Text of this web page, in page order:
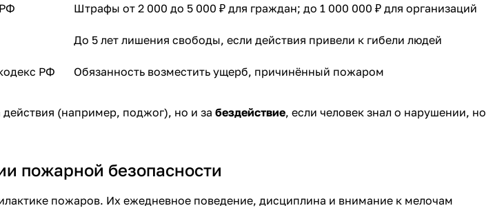
Штрафы от 2 000 до 5 000 ₽ для граждан; до 1 000 000 ₽ для организаций
До 5 лет лишения свободы, если действия привели к гибели людей
РФ Обязанность возместить ущерб, причинённый пожаром
действия (например, поджог), но и за бездействие, если человек знал о нарушении, но
пожарной безопасности
пожаров. Их ежедневное поведение, дисциплина и внимание к мелочам